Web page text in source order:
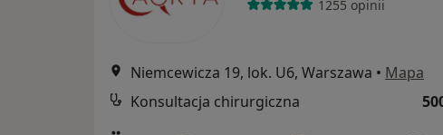
1255 opinii
Niemcewicza 19, lok. U6, Warszawa • Mapa
Konsultacja chirurgiczna